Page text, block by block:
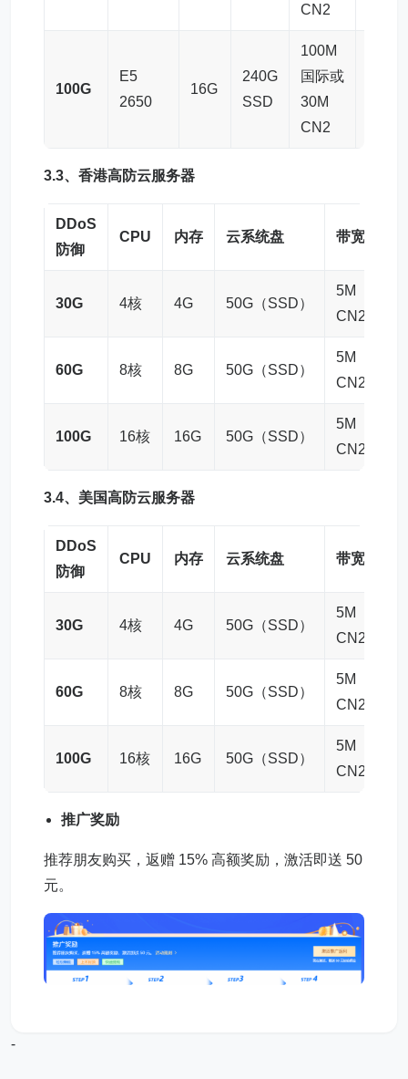
CN2
100G
E5
2650
16G
240G
SSD
100M
国际或
30M
CN2
3.3、 香港高防云服务器
DDoS
防御
CPU 内存 云系统盘 带宽
30G 4核 4G 50G（SSD）
5M
CN2
60G 8核 8G 50G（SSD）
5M
CN2
100G 16核 16G 50G（SSD）
5M
CN2
3.4、 美国高防云服务器
DDoS
防御
CPU 内存 云系统盘 带宽
30G 4核 4G 50G（SSD）
5M
CN2
60G 8核 8G 50G（SSD）
5M
CN2
100G 16核 16G 50G（SSD）
5M
CN2
推广奖励
推荐朋友购买，返赠 15% 高额奖励，激活即送 50
元。
-